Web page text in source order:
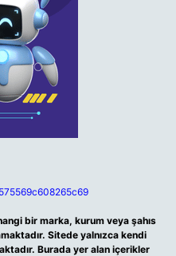
bir marka, kurum veya şahıs
Sitede yalnızca kendi
Burada yer alan içerikler